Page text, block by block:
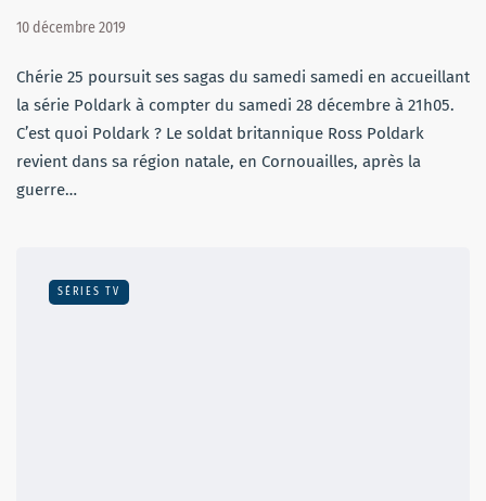
10 décembre 2019
Chérie 25 poursuit ses sagas du samedi samedi en accueillant
la série Poldark à compter du samedi 28 décembre à 21h05.
C’est quoi Poldark ? Le soldat britannique Ross Poldark
revient dans sa région natale, en Cornouailles, après la
guerre…
SÉRIES TV